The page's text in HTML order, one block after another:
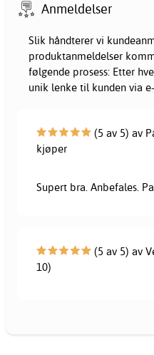
Anmeldelser
Slik håndterer vi
produktanmeldelser
følgende prosess: Etter
unik lenke til kunden via
(5 av 5) av
kjøper
Supert bra. Anbefales.
(5 av 5) av
10)